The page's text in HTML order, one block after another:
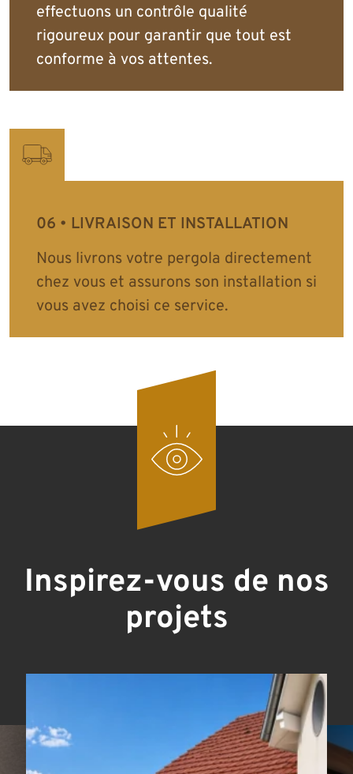
effectuons un contrôle qualité
rigoureux pour garantir que tout est
conforme à vos attentes.
LIVRAISON ET INSTALLATION
Nous livrons votre pergola directement
chez vous et assurons son installation si
vous avez choisi ce service.
Inspirez-vous de nos
projets